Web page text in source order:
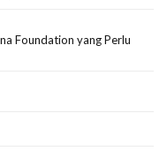
Foundation yang Perlu